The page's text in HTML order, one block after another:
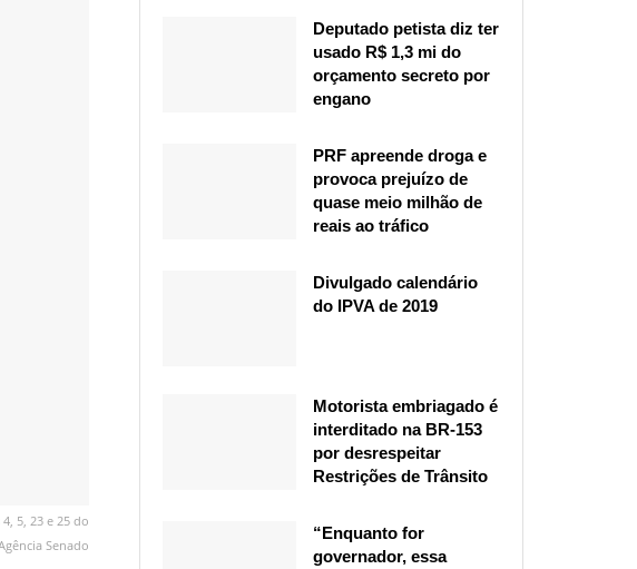
5, 23 e 25 do
Senado
Deputado petista diz ter
usado R$ 1,3 mi do
orçamento secreto por
engano
PRF apreende droga e
provoca prejuízo de
quase meio milhão de
reais ao tráfico
Divulgado calendário
do IPVA de 2019
Motorista embriagado é
interditado na BR-153
por desrespeitar
Restrições de Trânsito
“Enquanto for
governador, essa